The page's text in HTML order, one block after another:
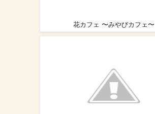
花カフェ 〜みやびカフェ〜